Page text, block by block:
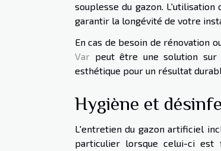
souplesse du gazon.
garantir la longévité de votre
En cas de besoin de rénovation
Var peut être une solution sur
esthétique pour un résultat
Hygiène et
L'entretien du gazon artificiel
particulier lorsque celui-ci est